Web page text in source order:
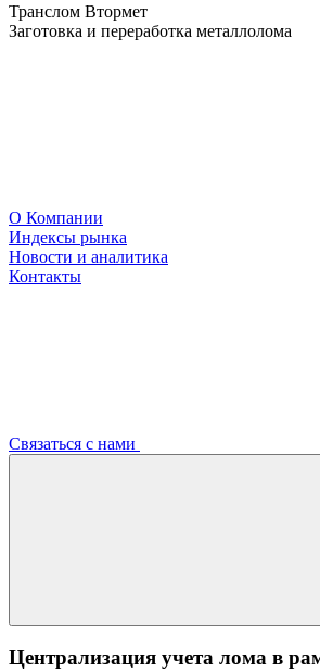
Транслом Втормет
Заготовка и переработка металлолома
О Компании
Индексы рынка
Новости и аналитика
Контакты
Связаться с нами
Централизация учета лома в